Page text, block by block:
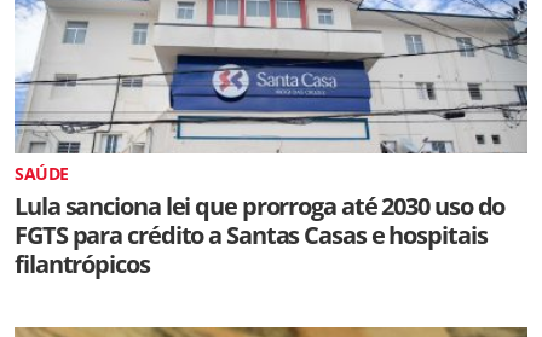
SAÚDE
Lula sanciona lei que prorroga até 2030 uso do
FGTS para crédito a Santas Casas e hospitais
filantrópicos